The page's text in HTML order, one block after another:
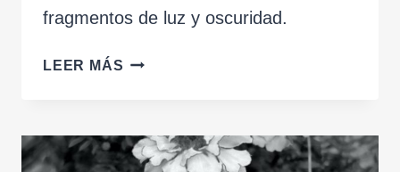
fragmentos de luz y oscuridad.
LEER MÁS DISTANSIAS